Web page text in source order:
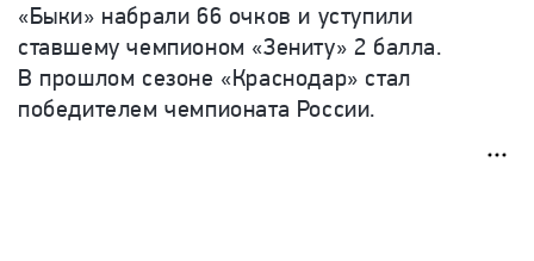
«Быки» набрали 66 очков и уступили
ставшему чемпионом «Зениту» 2 балла.
В прошлом сезоне «Краснодар» стал
победителем чемпионата России.